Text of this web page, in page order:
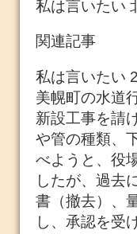
私は言いたい
関連記事
私は言いたい
美幌町の水道
新設工事を請
や管の種類、
べようと、役
したが、過去
書（撤去）、
し、承認を受